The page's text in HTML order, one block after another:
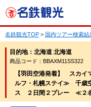
名鉄観光TOP > 国内ツアー検索結
目的地：北海道 北海道
商品コード：BBAXM11SS322
【羽田空港発着】 スカ
ルフ・札幌ステイ≫ 千歳
ス ２日間２プレー ≪２